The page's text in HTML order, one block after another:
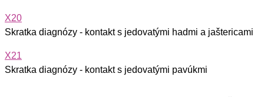
X20
Skratka diagnózy - kontakt s jedovatými hadmi a jaštericami
X21
Skratka diagnózy - kontakt s jedovatými pavúkmi